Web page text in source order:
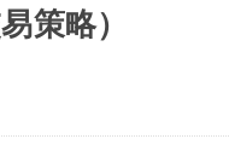
策略）